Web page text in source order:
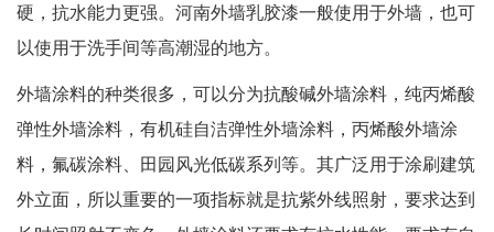
硬，抗水能力更强。河南外墙乳胶漆一般使用于外墙，也可
以使用于洗手间等高潮湿的地方。
外墙涂料的种类很多，可以分为抗酸碱外墙涂料，纯丙烯酸
弹性外墙涂料，有机硅自洁弹性外墙涂料，丙烯酸外墙涂
料，氟碳涂料、田园风光低碳系列等。其广泛用于涂刷建筑
外立面，所以重要的一项指标就是抗紫外线照射，要求达到